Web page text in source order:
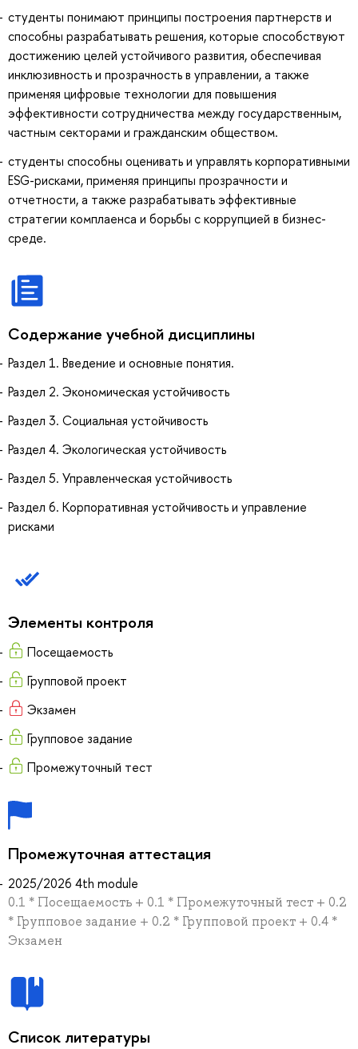
студенты понимают принципы построения партнерств и
способны разрабатывать решения, которые способствуют
достижению целей устойчивого развития, обеспечивая
инклюзивность и прозрачность в управлении, а также
применяя цифровые технологии для повышения
эффективности сотрудничества между государственным,
частным секторами и гражданским обществом.
студенты способны оценивать и управлять корпоративными
ESG-рисками, применяя принципы прозрачности и
отчетности, а также разрабатывать эффективные
стратегии комплаенса и борьбы с коррупцией в бизнес-
среде.
Содержание учебной дисциплины
Раздел 1. Введение и основные понятия.
Раздел 2. Экономическая устойчивость
Раздел 3. Социальная устойчивость
Раздел 4. Экологическая устойчивость
Раздел 5. Управленческая устойчивость
Раздел 6. Корпоративная устойчивость и управление
рисками
Элементы контроля
Посещаемость
Групповой проект
Экзамен
Групповое задание
Промежуточный тест
Промежуточная аттестация
2025/2026 4th module
0.1 * Посещаемость + 0.1 * Промежуточный тест + 0.2
* Групповое задание + 0.2 * Групповой проект + 0.4 *
Экзамен
Список литературы